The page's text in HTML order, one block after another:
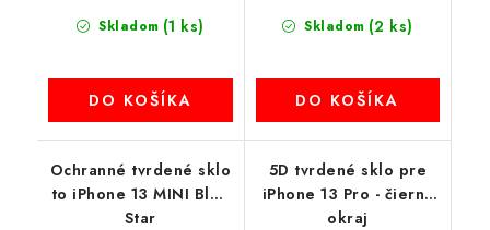
Skladom (1 ks)
DO KOŠÍKA
Skladom (2 ks)
DO KOŠÍKA
Ochranné tvrdené sklo
to iPhone 13 MINI Blue
Star
5D tvrdené sklo pre
iPhone 13 Pro - čierny
okraj